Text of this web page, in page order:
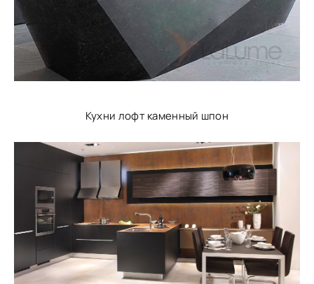
Кухни лофт каменный шпон